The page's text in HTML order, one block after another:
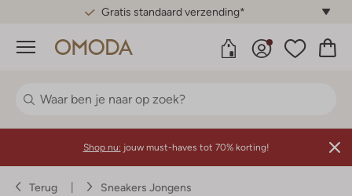
Gratis standaard verzending*
Menu
Shop nu: jouw must-haves tot 70% korting!
Terug Sneakers Jongens